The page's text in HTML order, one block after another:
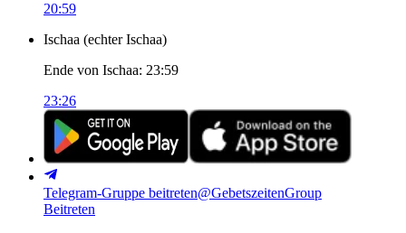
20:59
Ischaa (echter Ischaa)
Ende von Ischaa: 23:59
23:26
Telegram-Gruppe beitreten@GebetszeitenGroup
Beitreten